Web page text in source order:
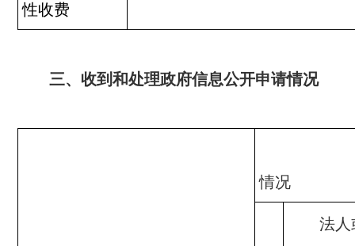
性收费
三、收到和处理政府信息公开申请情况
情况
法人